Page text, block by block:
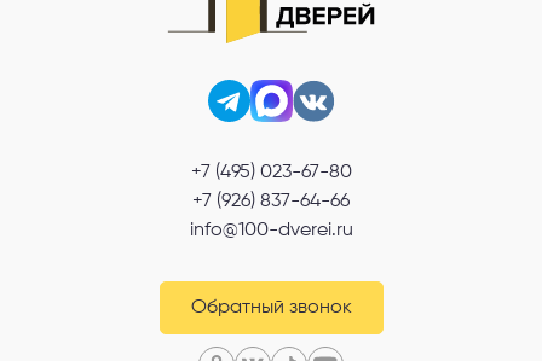
+7 (495) 023-67-80
+7 (926) 837-64-66
info@100-dverei.ru
Обратный звонок